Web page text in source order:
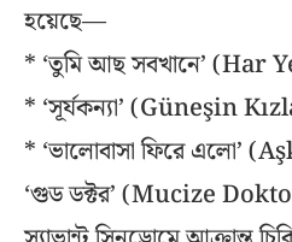
হয়েছে—
* ‘তুমি আছ সবখানে’ (Har
* ‘সূর্যকন্যা’ (Güneşin
* ‘ভালোবাসা ফিরে এলো’
‘গুড ডক্টর’ (Mucize